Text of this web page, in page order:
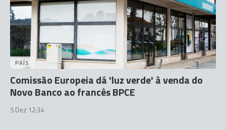
PAÍS
Comissão Europeia dá 'luz verde' à venda do
Novo Banco ao francês BPCE
5 Dez 12:34